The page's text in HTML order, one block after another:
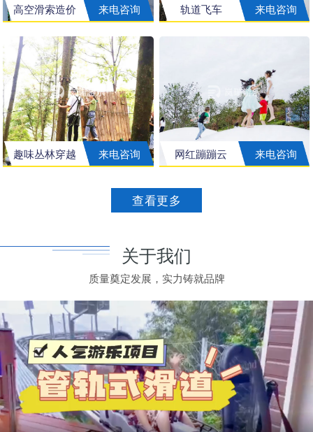
高空滑索造价 来电咨询 轨道飞车 来电咨询
趣味丛林穿越 来电咨询 网红蹦蹦云 来电咨询
查看更多
关于我们
质量奠定发展，实力铸就品牌